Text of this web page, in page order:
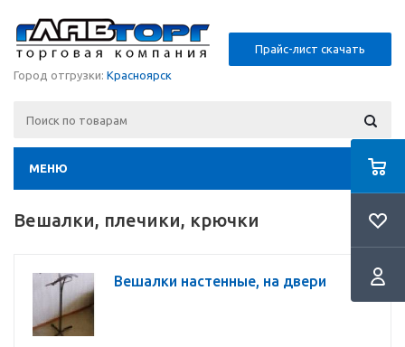
Прайс-лист скачать
Город отгрузки: Красноярск
МЕНЮ
Вешалки, плечики, крючки
Вешалки настенные, на двери